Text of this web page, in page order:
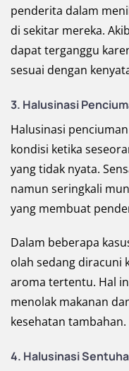
penderita dalam
di sekitar mereka.
dapat terganggu
sesuai dengan
3. Halusinasi
Halusinasi
kondisi ketika
yang tidak nyata.
namun seringkali
yang membuat
Dalam beberapa
olah sedang diracuni
aroma tertentu. Hal
menolak makanan
kesehatan tambahan.
4. Halusinasi